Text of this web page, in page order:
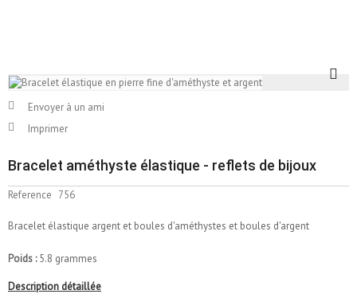
Envoyer à un ami
Imprimer
Bracelet améthyste élastique - reflets de bijoux
Reference 756
Bracelet élastique argent et boules d'améthystes et boules d'argent
Poids :5.8 grammes
Description détaillée